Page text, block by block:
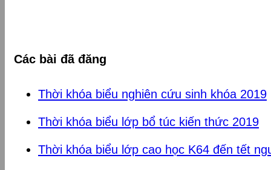
Các bài đã đăng
Thời khóa biểu nghiên cứu sinh khóa 2019
Thời khóa biểu lớp bổ túc kiến thức 2019
Thời khóa biểu lớp cao học K64 đến tết